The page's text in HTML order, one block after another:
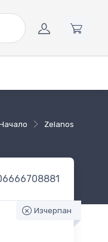
Zelanos
Изчерпан